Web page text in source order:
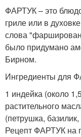
ФАРТУК – это
гриле или в
слова
было придумано
Бирном.
Ингредиенты для
1 индейка (около
растительного
(петрушка,
Рецепт ФАРТУК на